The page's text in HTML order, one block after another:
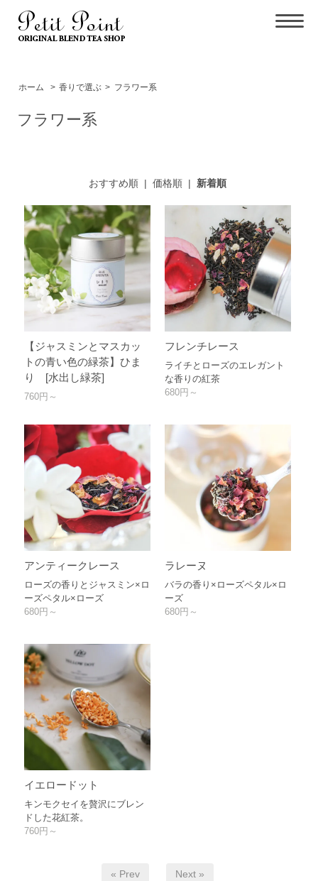
ホーム > 香りで選ぶ > フラワー系
フラワー系
おすすめ順| 価格順| 新着順
【ジャスミンとマスカッ
トの青い色の緑茶】ひま
り [水出し緑茶]
760円～
フレンチレース
ライチとローズのエレガント
な香りの紅茶
680円～
アンティークレース
ローズの香りとジャスミン×ロ
ーズペタル×ローズ
680円～
ラレーヌ
バラの香り×ローズペタル×ロ
ーズ
680円～
イエロードット
キンモクセイを贅沢にブレン
ドした花紅茶。
760円～
« Prev Next »